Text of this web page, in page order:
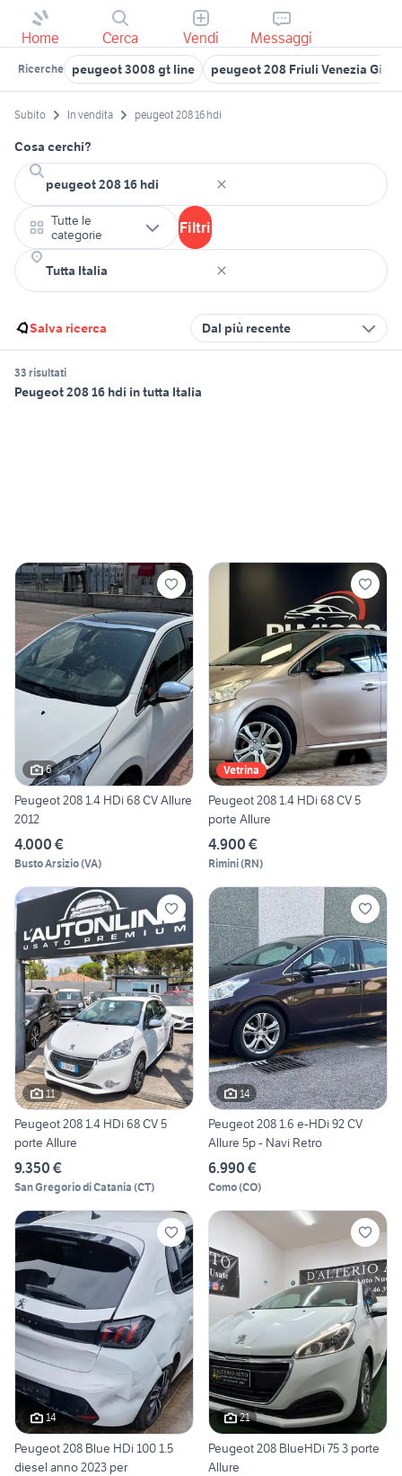
Home Cerca Vendi Messaggi
Ricerche peugeot 3008 gt line peugeot 208 Friuli Venezia
Subito In vendita peugeot 208 16 hdi
Cosa cerchi?
Tutte le
categorie
Filtri
Salva ricerca Dal più recente
33 risultati
Peugeot 208 16 hdi in tutta Italia
6
Peugeot 208 1.4 HDi 68 CV Allure
2012
4.000 €
Busto Arsizio(VA)
Vetrina
Peugeot 208 1.4 HDi 68 CV 5
porte Allure
4.900 €
Rimini(RN)
11
Peugeot 208 1.4 HDi 68 CV 5
porte Allure
9.350 €
San Gregorio di Catania (CT)
14
Peugeot 208 1.6 e-HDi 92 CV
Allure 5p - Navi Retro
6.990 €
Como(CO)
14
Peugeot 208 Blue HDi 100 1.5
diesel anno 2023 per
21
Peugeot 208 BlueHDi 75 3 porte
Allure